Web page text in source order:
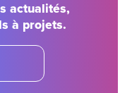
actualités,
à projets.